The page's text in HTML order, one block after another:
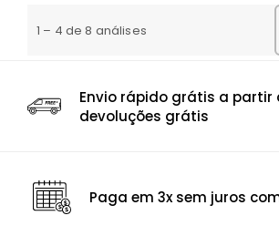
Envio rápido grátis a partir
devoluções grátis
Paga em 3x sem juros